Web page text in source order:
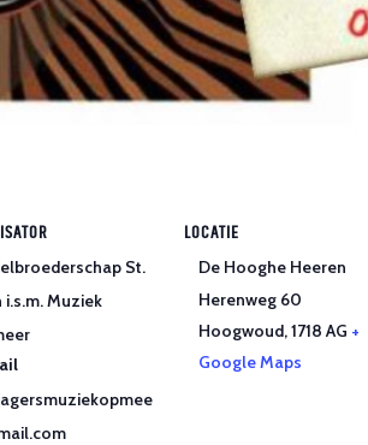
St.
i.s.m. Muziek
LOCATIE
De Hooghe Heeren
Herenweg 60
Hoogwoud,1718 AG +
Google Maps